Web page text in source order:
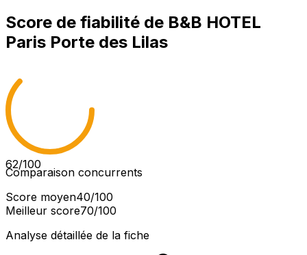
Score de fiabilité de B&B HOTEL
Paris Porte des Lilas
62/100
Comparaison concurrents
Score moyen40/100
Meilleur score70/100
Analyse détaillée de la fiche